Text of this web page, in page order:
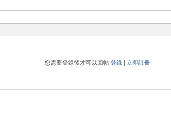
您需要登錄後才可以回帖 登錄| 立即註冊